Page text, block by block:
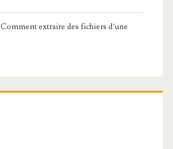
Comment extraire des fichiers d’une